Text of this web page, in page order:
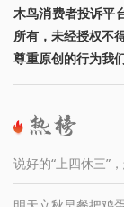
木鸟消费者投诉平
所有，未经授权不
尊重原创的行为我
说好的“上四休三”